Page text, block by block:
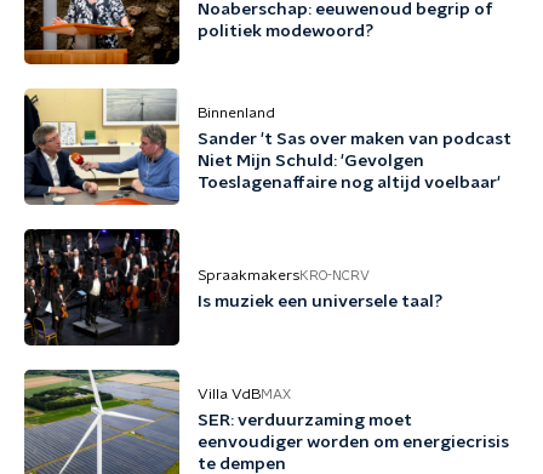
Noaberschap: eeuwenoud begrip of
politiek modewoord?
Binnenland
Sander 't Sas over maken van podcast
Niet Mijn Schuld: 'Gevolgen
Toeslagenaffaire nog altijd voelbaar'
SpraakmakersKRO-NCRV
Is muziek een universele taal?
Villa VdBMAX
SER: verduurzaming moet
eenvoudiger worden om energiecrisis
te dempen